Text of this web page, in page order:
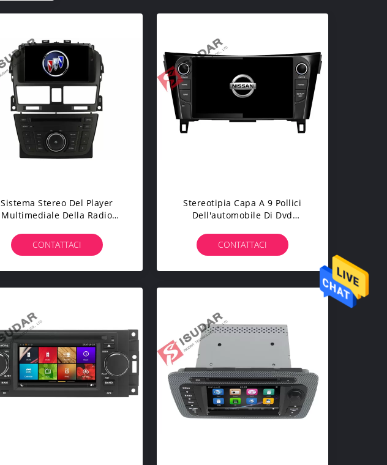
Sistema Stereo Del Player
Multimediale Della Radio
Audi A3 Con Lo Schermo
Capacitivo A 7 Pollici Di
CONTATTACI
Stereotipia Capa A 9 Pollici
Dell'automobile Di Dvd
Nissan Qashqai Con Il Bottone
Della Manopola
CONTATTACI